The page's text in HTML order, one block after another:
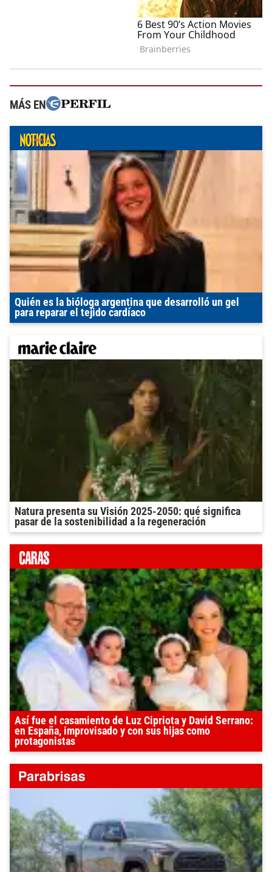
MÁS EN
Quién es la bióloga argentina que desarrolló un gel
para reparar el tejido cardíaco
Natura presenta su Visión 2025-2050: qué significa
pasar de la sostenibilidad a la regeneración
Así fue el casamiento de Luz Cipriota y David Serrano:
en España, improvisado y con sus hijas como
protagonistas